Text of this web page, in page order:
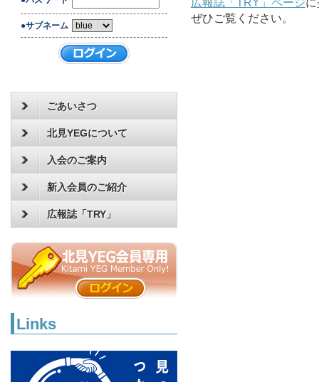
広報誌「TRY」ページに
ぜひご覧ください。
●サブネーム
ごあいさつ
北見YEGについて
入会のご案内
新入会員のご紹介
広報誌「TRY」
Links